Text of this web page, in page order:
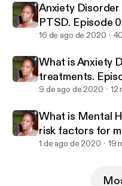
Anxiety Disorder
PTSD. Episode
16 de ago de 2020
What is Anxiety
treatments.
9 de ago de 2020 12
What is Mental
risk factors for
1 de ago de 2020 19